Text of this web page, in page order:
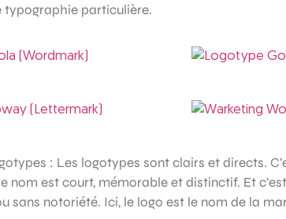
typographie particulière.
: Les logotypes sont clairs et directs.
nom est court, mémorable et distinctif. Et
sans notoriété. Ici, le logo est le nom de la